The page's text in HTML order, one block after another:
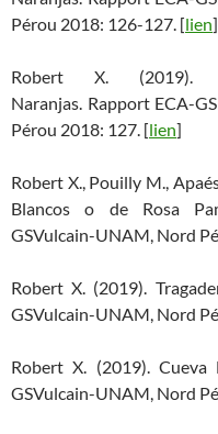
Pérou 2018: 126-127. [lien]
Robert X. (2019).
Naranjas. Rapport ECA-
Pérou 2018: 127. [lien]
Robert X., Pouilly M.,
Blancos o de Rosa
GSVulcain-UNAM, Nord
Robert X. (2019).
GSVulcain-UNAM, Nord
Robert X. (2019). Cueva
GSVulcain-UNAM, Nord